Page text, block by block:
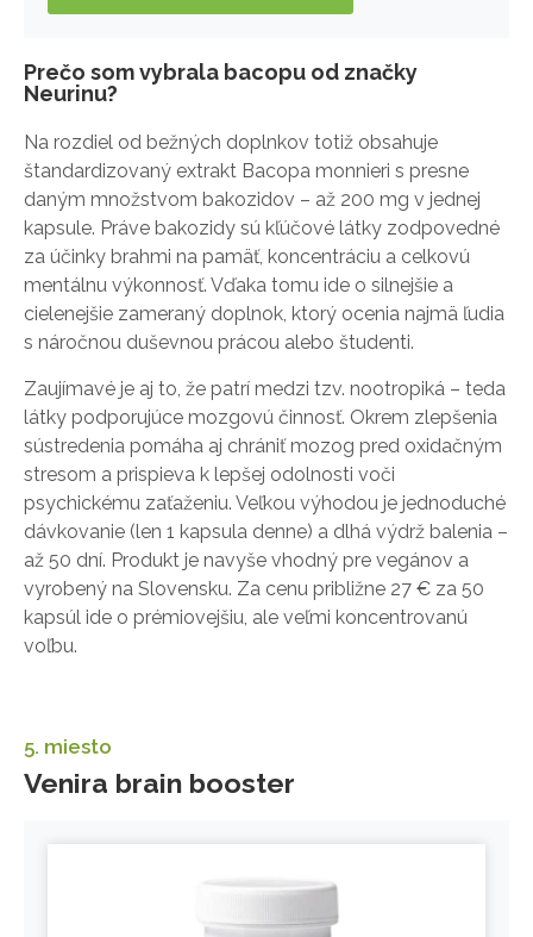
Prečo som vybrala bacopu od značky
Neurinu?
Na rozdiel od bežných doplnkov totiž obsahuje
štandardizovaný extrakt Bacopa monnieri s presne
daným množstvom bakozidov – až 200 mg v jednej
kapsule. Práve bakozidy sú kľúčové látky zodpovedné
za účinky brahmi na pamäť, koncentráciu a celkovú
mentálnu výkonnosť. Vďaka tomu ide o silnejšie a
cielenejšie zameraný doplnok, ktorý ocenia najmä ľudia
s náročnou duševnou prácou alebo študenti.
Zaujímavé je aj to, že patrí medzi tzv. nootropiká – teda
látky podporujúce mozgovú činnosť. Okrem zlepšenia
sústredenia pomáha aj chrániť mozog pred oxidačným
stresom a prispieva k lepšej odolnosti voči
psychickému zaťaženiu. Veľkou výhodou je jednoduché
dávkovanie (len 1 kapsula denne) a dlhá výdrž balenia –
až 50 dní. Produkt je navyše vhodný pre vegánov a
vyrobený na Slovensku. Za cenu približne 27 € za 50
kapsúl ide o prémiovejšiu, ale veľmi koncentrovanú
voľbu.
5. miesto
Venira brain booster